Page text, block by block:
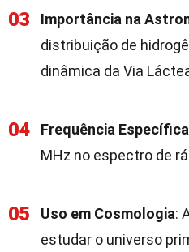
03 Importância na
distribuição de
dinâmica da Via
04 Frequência Específica
MHz no espectro de
05 Uso em Cosmologia:
estudar o universo